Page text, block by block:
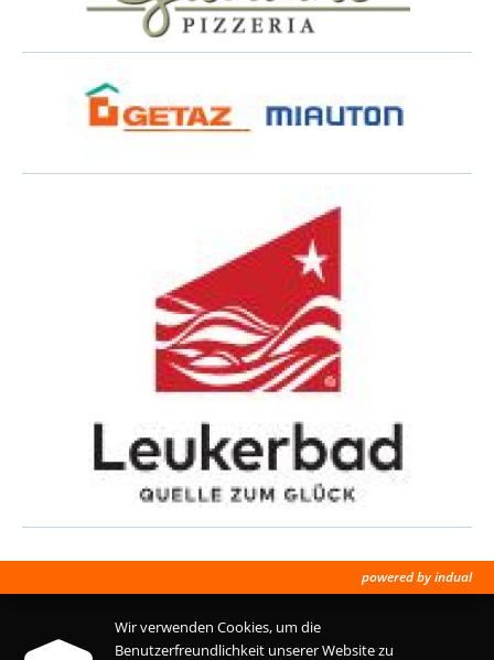
powered by indual
Wir verwenden Cookies, um die
Benutzerfreundlichkeit unserer Website zu